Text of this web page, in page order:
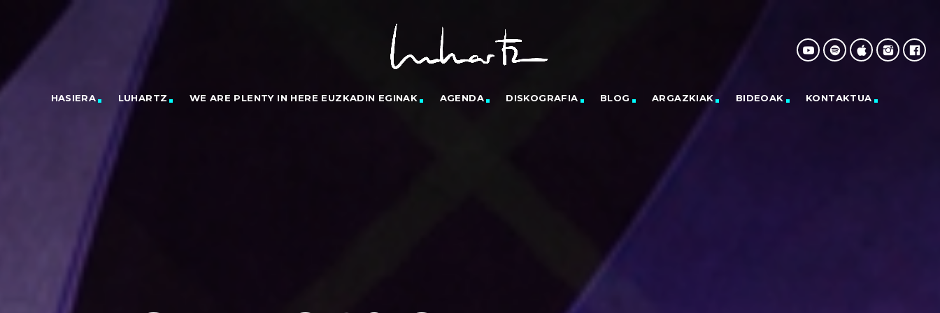
HASIERA LUHARTZ WE ARE PLENTY IN HERE EUZKADIN EGINAK AGENDA DISKOGRAFIA BLOG ARGAZKIAK BIDEOAK KONTAKTUA